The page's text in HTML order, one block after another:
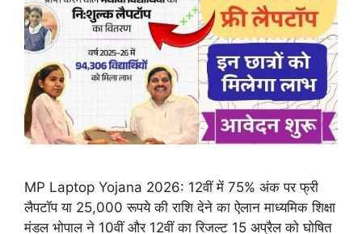
MP Laptop Yojana 2026: 12वीं में 75% अंक पर फ्री
लैपटॉप या 25,000 रूपये की राशि देने का ऐलान माध्यमिक शिक्षा
मंडल भोपाल ने 10वीं और 12वीं का रिजल्ट 15 अप्रैल को घोषित